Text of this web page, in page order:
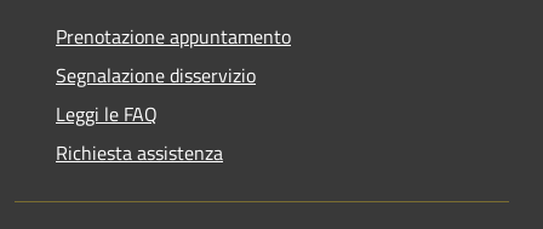
Prenotazione appuntamento
Segnalazione disservizio
Leggi le FAQ
Richiesta assistenza